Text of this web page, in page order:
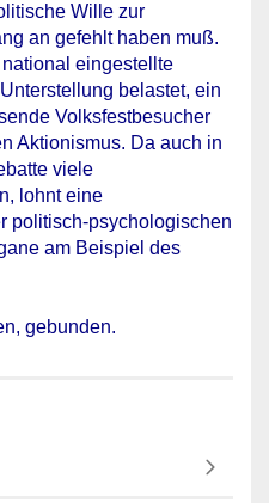
Wille zur
an gefehlt haben muß.
eingestellte
belastet, ein
Volksfestbesucher
Aktionismus. Da auch in
viele
lohnt eine
politisch-psychologischen
am Beispiel des
gebunden.